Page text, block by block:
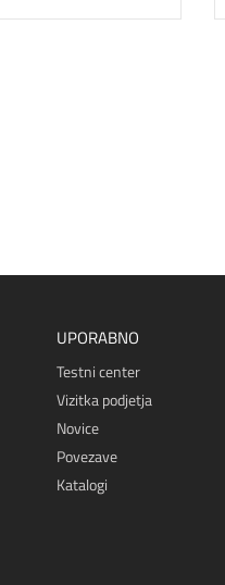
UPORABNO
Testni center
Vizitka podjetja
Novice
Povezave
Katalogi